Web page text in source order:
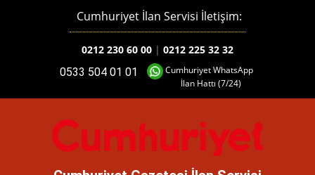
Cumhuriyet WhatsApp
İlan Hattı (7/24)
0533 504 01 01
Cumhuriyet İlan Servisi İletişim:
0212 230 60 00 | 0212 225 32 32